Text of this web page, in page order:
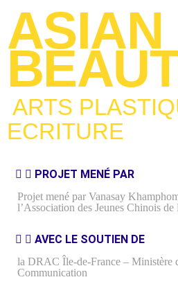
ASIAN
ARTS
ECRITURE
PROJET MENÉ PAR
Projet mené par Vanasay
l’Association des Jeunes Chinois de
AVEC LE SOUTIEN DE
la DRAC Île-de-France – Ministère
Communication